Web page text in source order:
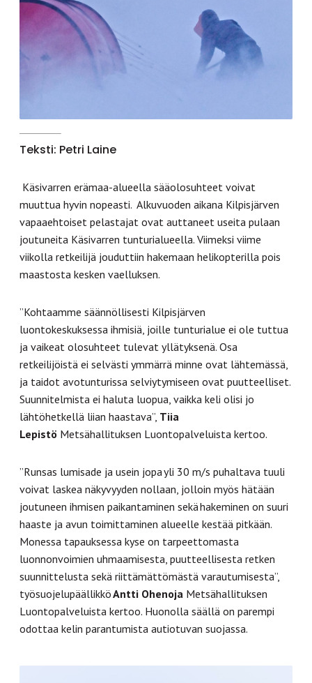
Teksti: Petri Laine
Käsivarren erämaa-alueella sääolosuhteet voivat
muuttua hyvin nopeasti. Alkuvuoden aikana Kilpisjärven
vapaaehtoiset pelastajat ovat auttaneet useita pulaan
joutuneita Käsivarren tunturialueella. Viimeksi viime
viikolla retkeilijä jouduttiin hakemaan helikopterilla pois
maastosta kesken vaelluksen.
”Kohtaamme säännöllisesti Kilpisjärven
luontokeskuksessa ihmisiä, joille tunturialue ei ole tuttua
ja vaikeat olosuhteet tulevat yllätyksenä. Osa
retkeilijöistä ei selvästi ymmärrä minne ovat lähtemässä,
ja taidot avotunturissa selviytymiseen ovat puutteelliset.
Suunnitelmista ei haluta luopua, vaikka keli olisi jo
lähtöhetkellä liian haastava”, Tiia
Lepistö Metsähallituksen Luontopalveluista kertoo.
”Runsas lumisade ja usein jopa yli 30 m/s puhaltava tuuli
voivat laskea näkyvyyden nollaan, jolloin myös hätään
joutuneen ihmisen paikantaminen sekä hakeminen on suuri
haaste ja avun toimittaminen alueelle kestää pitkään.
Monessa tapauksessa kyse on tarpeettomasta
luonnonvoimien uhmaamisesta, puutteellisesta retken
suunnittelusta sekä riittämättömästä varautumisesta”,
työsuojelupäällikköAntti Ohenoja Metsähallituksen
Luontopalveluista kertoo. Huonolla säällä on parempi
odottaa kelin parantumista autiotuvan suojassa.